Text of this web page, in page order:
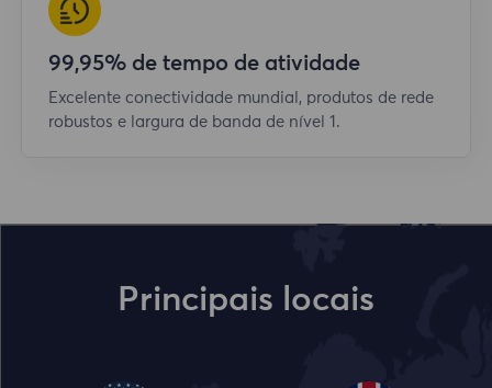
99,95% de tempo de atividade
Excelente conectividade mundial, produtos de rede
robustos e largura de banda de nível 1.
Principais locais